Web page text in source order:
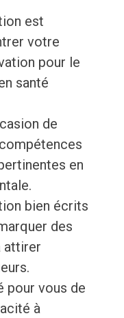
est
votre
pour le
santé
de
en
bien écrits
des
attirer
pour vous de
à